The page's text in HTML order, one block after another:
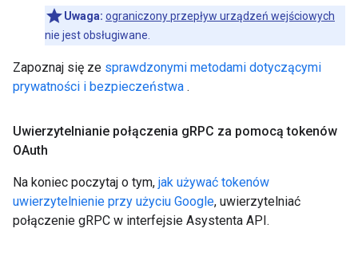
Uwaga: ograniczony przepływ urządzeń wejściowych
nie jest obsługiwane.
Zapoznaj się ze sprawdzonymi metodami dotyczącymi
prywatności i bezpieczeństwa .
Uwierzytelnianie połączenia gRPC za pomocą tokenów
OAuth
Na koniec poczytaj o tym, jak używać tokenów
uwierzytelnienie przy użyciu Google, uwierzytelniać
połączenie gRPC w interfejsie Asystenta API.